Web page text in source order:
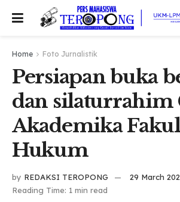
Home Foto Jurnalistik
Persiapan buka
dan silaturrahim
Akademika
Hukum
by REDAKSI TEROPONG
29 March
Reading Time: 1 min read